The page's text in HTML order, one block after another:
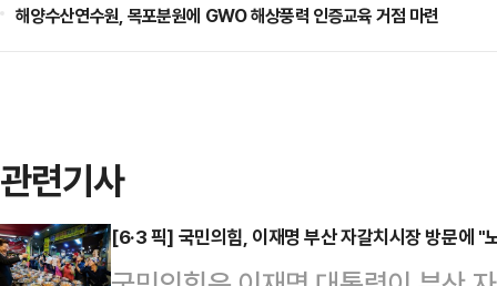
해양수산연수원, 목포분원에 GWO 해상풍력 인증교육 거점 마련
관련기사
[6·3 픽] 국민의힘, 이재명 부산 자갈치시장 방문에 "